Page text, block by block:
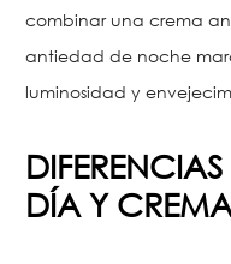
combinar una crema
antiedad de noche
luminosidad y
DÍA Y